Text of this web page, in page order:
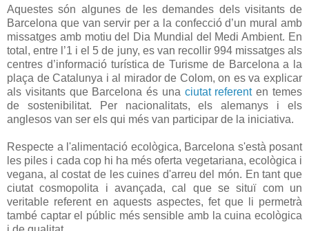
Aquestes són algunes de les demandes dels visitants de
Barcelona que van servir per a la confecció d’un mural amb
missatges amb motiu del Dia Mundial del Medi Ambient. En
total, entre l’1 i el 5 de juny, es van recollir 994 missatges als
centres d’informació turística de Turisme de Barcelona a la
plaça de Catalunya i al mirador de Colom, on es va explicar
als visitants que Barcelona és una ciutat referenten temes
de sostenibilitat. Per nacionalitats, els alemanys i els
anglesos van ser els qui més van participar de la iniciativa.
Respecte a l'alimentació ecològica, Barcelona s'està posant
les piles i cada cop hi ha més oferta vegetariana, ecològica i
vegana, al costat de les cuines d'arreu del món. En tant que
ciutat cosmopolita i avançada, cal que se situï com un
veritable referent en aquests aspectes, fet que li permetrà
també captar el públic més sensible amb la cuina ecològica